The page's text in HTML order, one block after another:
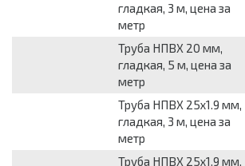
гладкая, 3 м, цена за
метр
Труба НПВХ 20 мм,
гладкая, 5 м, цена за
метр
Труба НПВХ 25х1.9 мм,
гладкая, 3 м, цена за
метр
Труба НПВХ 25х1.9 мм,